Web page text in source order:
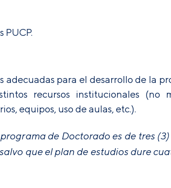
PUCP.
para el desarrollo de la
recursos institucionales (no
equipos, uso de aulas, etc.).
de Doctorado es de tres
que el plan de estudios dure